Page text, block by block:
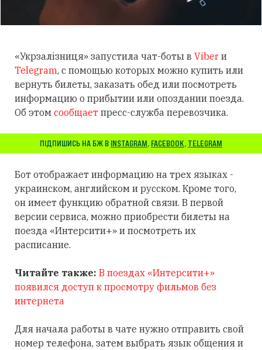
«Укрзалізниця» запустила чат-боты в Viber и
Telegram, с помощью которых можно купить или
вернуть билеты, заказать обед или посмотреть
информацию о прибытии или опоздании поезда.
Об этом сообщает пресс-служба перевозчика.
ПІДПИШИСЬ НА БЖ В INSTAGRAM, FACEBOOK, TELEGRAM
Бот отображает информацию на трех языках -
украинском, английском и русском. Кроме того,
он имеет функцию обратной связи. В первой
версии сервиса, можно приобрести билеты на
поезда «Интерсити+» и посмотреть их
расписание.
Читайте также: В поездах «Интерсити+»
появился доступ к просмотру фильмов без
интернета
Для начала работы в чате нужно отправить свой
номер телефона, затем выбрать язык общения и